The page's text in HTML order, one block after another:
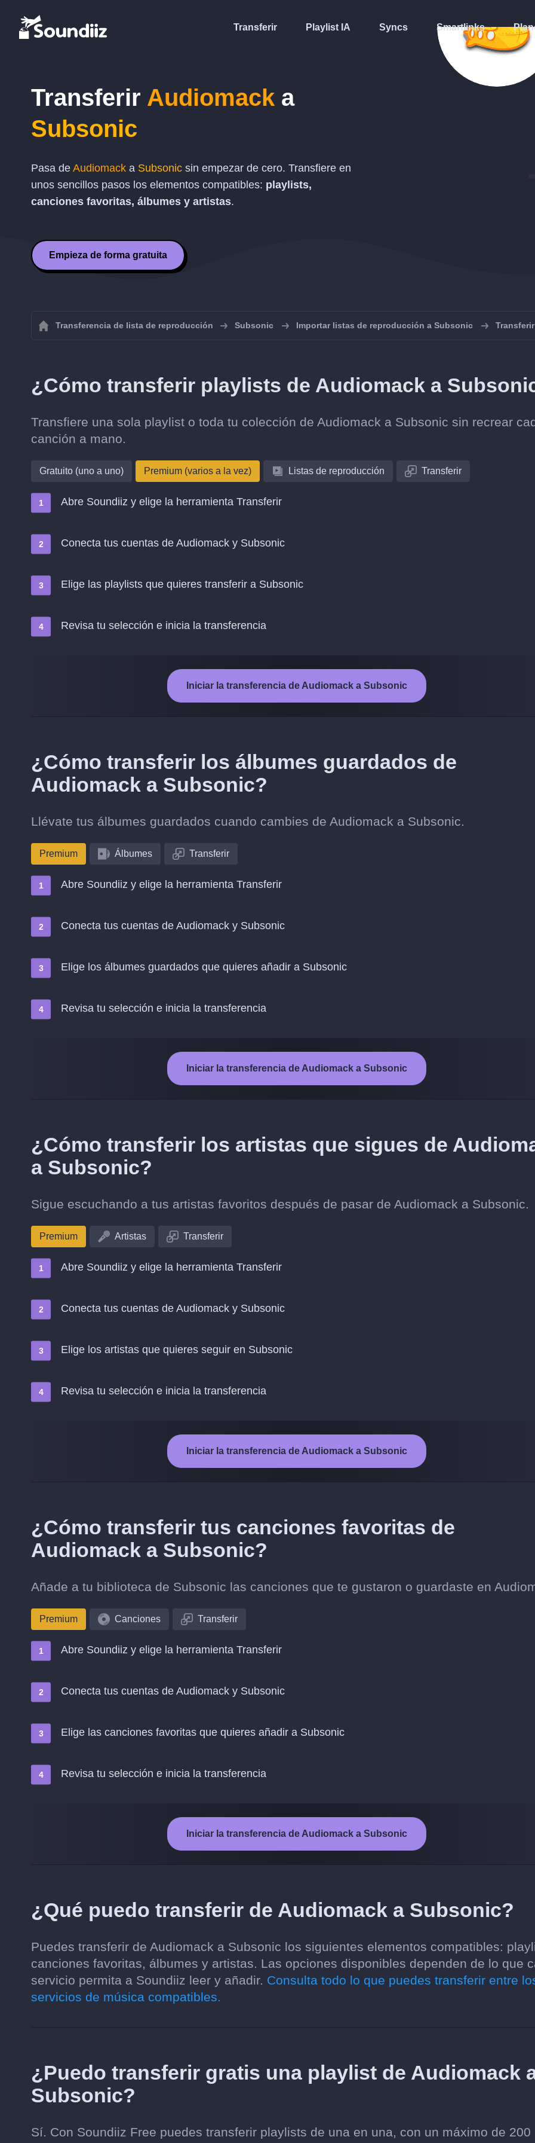
Transferir Playlist IA Syncs Smartlinks
Transferir Audiomack a
Subsonic
Pasa de Audiomack a Subsonic sin empezar de cero. Transfiere en
unos sencillos pasos los elementos compatibles: playlists,
canciones favoritas, álbumes y artistas.
Empieza de forma gratuita
Transferencia de lista de reproducción Subsonic Importar listas de reproducción a Subsonic
¿Cómo transferir playlists de Audiomack a
Transfiere una sola playlist o toda tu colección de Audiomack a Subsonic sin recrear
canción a mano.
Gratuito (uno a uno) Premium (varios a la vez) Listas de reproducción Transferir
Abre Soundiiz y elige la herramienta Transferir
Conecta tus cuentas de Audiomack y Subsonic
Elige las playlists que quieres transferir a Subsonic
Revisa tu selección e inicia la transferencia
Iniciar la transferencia de Audiomack a Subsonic
¿Cómo transferir los álbumes guardados de
Audiomack a Subsonic?
Llévate tus álbumes guardados cuando cambies de Audiomack a Subsonic.
Premium Álbumes Transferir
Abre Soundiiz y elige la herramienta Transferir
Conecta tus cuentas de Audiomack y Subsonic
Elige los álbumes guardados que quieres añadir a Subsonic
Revisa tu selección e inicia la transferencia
Iniciar la transferencia de Audiomack a Subsonic
¿Cómo transferir los artistas que sigues de
a Subsonic?
Sigue escuchando a tus artistas favoritos después de pasar de Audiomack a Subsonic.
Premium Artistas Transferir
Abre Soundiiz y elige la herramienta Transferir
Conecta tus cuentas de Audiomack y Subsonic
Elige los artistas que quieres seguir en Subsonic
Revisa tu selección e inicia la transferencia
Iniciar la transferencia de Audiomack a Subsonic
¿Cómo transferir tus canciones favoritas de
Audiomack a Subsonic?
Añade a tu biblioteca de Subsonic las canciones que te gustaron o guardaste en
Premium Canciones Transferir
Abre Soundiiz y elige la herramienta Transferir
Conecta tus cuentas de Audiomack y Subsonic
Elige las canciones favoritas que quieres añadir a Subsonic
Revisa tu selección e inicia la transferencia
Iniciar la transferencia de Audiomack a Subsonic
¿Qué puedo transferir de Audiomack a Subsonic?
Puedes transferir de Audiomack a Subsonic los siguientes elementos compatibles:
canciones favoritas, álbumes y artistas. Las opciones disponibles dependen de lo que
servicio permita a Soundiiz leer y añadir. Consulta todo lo que puedes transferir entre
servicios de música compatibles.
¿Puedo transferir gratis una playlist de Audiomack
Subsonic?
Sí. Con Soundiiz Free puedes transferir playlists de una en una, con un máximo de 200